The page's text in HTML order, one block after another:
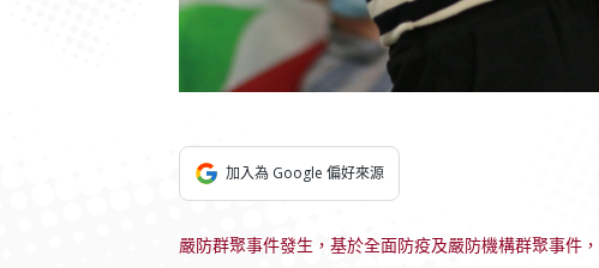
加入為 Google 偏好來源
嚴防群聚事件發生，基於全面防疫及嚴防機構群聚事件，